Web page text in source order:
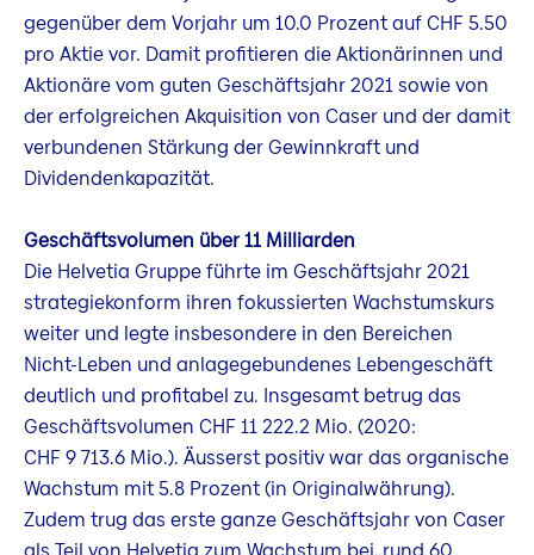
gegenüber dem Vorjahr um 10.0 Prozent auf CHF 5.50
pro Aktie vor. Damit profitieren die Aktionärinnen und
Aktionäre vom guten Geschäftsjahr 2021 sowie von
der erfolgreichen Akquisition von Caser und der damit
verbundenen Stärkung der Gewinnkraft und
Dividendenkapazität.
Geschäftsvolumen über 11 Milliarden
Die Helvetia Gruppe führte im Geschäftsjahr 2021
strategiekonform ihren fokussierten Wachstumskurs
weiter und legte insbesondere in den Bereichen
Nicht-Leben und anlagegebundenes Lebengeschäft
deutlich und profitabel zu. Insgesamt betrug das
Geschäftsvolumen CHF 11 222.2 Mio. (2020:
CHF 9 713.6 Mio.). Äusserst positiv war das organische
Wachstum mit 5.8 Prozent (in Originalwährung).
Zudem trug das erste ganze Geschäftsjahr von Caser